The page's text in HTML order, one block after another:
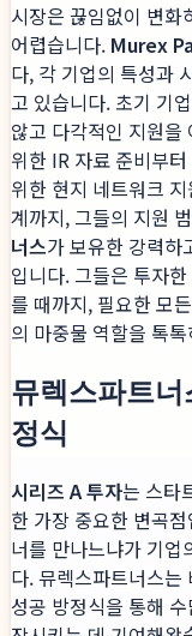
시장은 끊임없이 변화
어렵습니다. Murex
다, 각 기업의 특성과
고 있습니다. 초기 기
않고 다각적인 지원을
위한 IR 자료 준비부
위한 현지 네트워크
계까지, 그들의 지원
너스가 보유한 강력하
입니다. 그들은 투자
를 때까지, 필요한 모
의 마중물 역할을 톡
뮤렉스파트
정식
시리즈 A 투자는 스타
한 가장 중요한 변곡
너를 만나느냐가 기업
다. 뮤렉스파트너스는
성공 방정식을 통해 수